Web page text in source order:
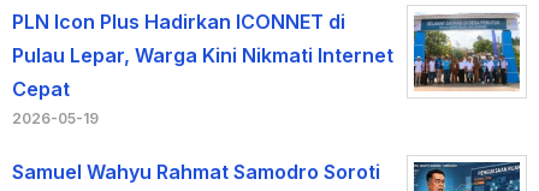
PLN Icon Plus Hadirkan ICONNET di
Pulau Lepar, Warga Kini Nikmati Internet
Cepat
2026-05-19
Samuel Wahyu Rahmat Samodro Soroti